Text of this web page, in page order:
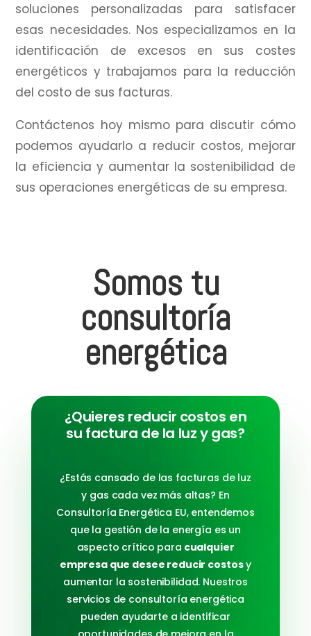
soluciones personalizadas para satisfacer
esas necesidades. Nos especializamos en la
identificación de excesos en sus costes
energéticos y trabajamos para la reducción
del costo de sus facturas.
Contáctenos hoy mismo para discutir cómo
podemos ayudarlo a reducir costos, mejorar
la eficiencia y aumentar la sostenibilidad de
sus operaciones energéticas de su empresa.
Somos tu
consultoría
energética
¿Quieres reducir costos en
su factura de la luz y gas?
¿Estás cansado de las facturas de luz
y gas cada vez más altas? En
Consultoría Energética EU, entendemos
que la gestión de la energía es un
aspecto crítico para cualquier
empresa que desee reducir costosy
aumentar la sostenibilidad. Nuestros
servicios de consultoría energética
pueden ayudarte a identificar